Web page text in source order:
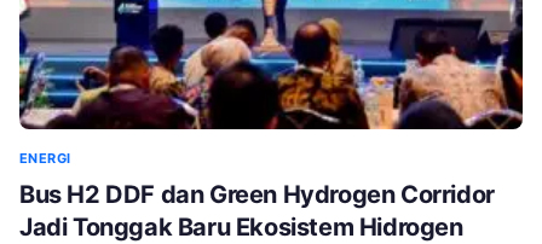
ENERGI
Bus H2 DDF dan Green Hydrogen Corridor
Jadi Tonggak Baru Ekosistem Hidrogen